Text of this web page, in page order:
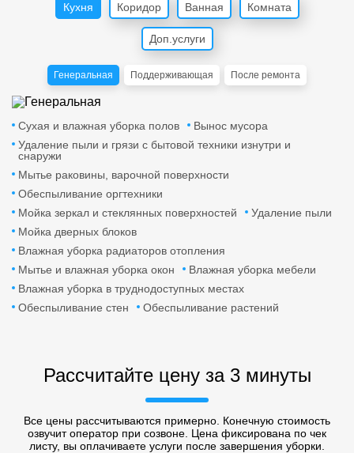
Кухня Коридор Ванная Комната
Доп.услуги
Генеральная Поддерживающая После ремонта
Сухая и влажная уборка полов
Вынос мусора
Удаление пыли и грязи с бытовой техники изнутри и
снаружи
Мытье раковины, варочной поверхности
Обеспыливание оргтехники
Мойка зеркал и стеклянных поверхностей
Удаление пыли
Мойка дверных блоков
Влажная уборка радиаторов отопления
Мытье и влажная уборка окон
Влажная уборка мебели
Влажная уборка в труднодоступных местах
Обеспыливание стен
Обеспыливание растений
Рассчитайте цену за 3 минуты
Все цены рассчитываются примерно. Конечную стоимость
озвучит оператор при созвоне. Цена фиксирована по чек
листу, вы оплачиваете услуги после завершения уборки.